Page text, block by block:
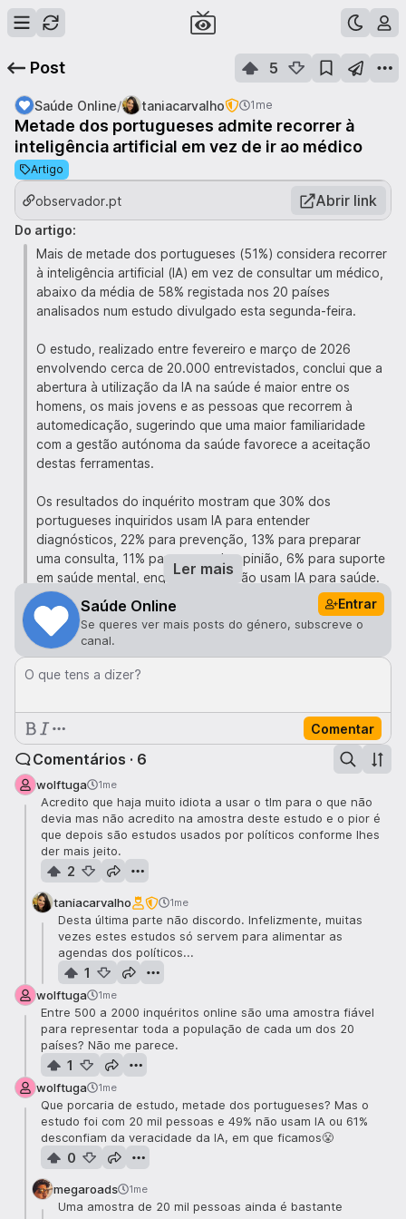
Post 5
Saúde Online/ taniacarvalho 1me
Metade dos portugueses admite recorrer à
inteligência artificial em vez de ir ao médico
Artigo
observador.pt Abrir link
Do artigo:
Mais de metade dos portugueses (51%) considera recorrer
à inteligência artificial (IA) em vez de consultar um médico,
abaixo da média de 58% registada nos 20 países
analisados num estudo divulgado esta segunda-feira.
O estudo, realizado entre fevereiro e março de 2026
envolvendo cerca de 20.000 entrevistados, conclui que a
abertura à utilização da IA na saúde é maior entre os
homens, os mais jovens e as pessoas que recorrem à
automedicação, sugerindo que uma maior familiaridade
com a gestão autónoma da saúde favorece a aceitação
destas ferramentas.
Os resultados do inquérito mostram que 30% dos
portugueses inquiridos usam IA para entender
diagnósticos, 22% para prevenção, 13% para preparar
uma consulta, 11% para segunda opinião, 6% para suporte
em saúde mental, enquanto 49% não usam IA para saúde.
Como preocupações quanto à utilização da inteligência
artificial na saúde, 61% dos portugueses inquiridos temem
erros ou diagnósticos incorretos, acima da média dos 20
países (54%). Seguem-se as preocupações com a
média dos países analisados (41%), e com a redução da
interação humana nos cuidados de saúde (43%), também
acima da média (38%).
Link para o estudo
Ler mais
Saúde Online Entrar
Se queres ver mais posts do género, subscreve o
canal.
O que tens a dizer?
Comentar
Comentários · 6
wolftuga 1me
Acredito que haja muito idiota a usar o tlm para o que não
devia mas não acredito na amostra deste estudo e o pior é
que depois são estudos usados por políticos conforme lhes
der mais jeito.
2
taniacarvalho 1me
Desta última parte não discordo. Infelizmente, muitas
vezes estes estudos só servem para alimentar as
agendas dos políticos...
1
wolftuga 1me
Entre 500 a 2000 inquéritos online são uma amostra fiável
para representar toda a população de cada um dos 20
países? Não me parece.
1
wolftuga 1me
Que porcaria de estudo, metade dos portugueses? Mas o
estudo foi com 20 mil pessoas e 49% não usam IA ou 61%
desconfiam da veracidade da IA, em que ficamos😤
0
megaroads 1me
Uma amostra de 20 mil pessoas ainda é bastante